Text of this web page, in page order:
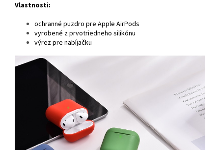
Vlastnosti:
ochranné puzdro pre Apple AirPods
vyrobené z prvotriedneho silikónu
výrez pre nabíjačku